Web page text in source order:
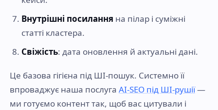
Внутрішні посилання на пілар і суміжні
статті кластера.
Свіжість: дата оновлення й актуальні дані.
Це базова гігієна під ШІ-пошук. Системно її
впроваджує наша послуга AI-SEO під ШІ-рушії—
ми готуємо контент так, щоб вас цитували і